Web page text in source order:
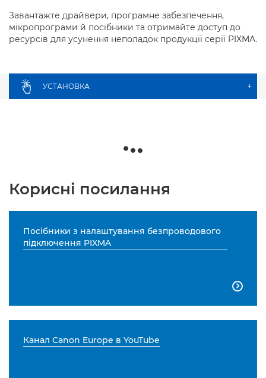
Завантажте драйвери, програмне забезпечення,
мікропрограми й посібники та отримайте доступ до
ресурсів для усунення неполадок продукції серії PIXMA.
УСТАНОВКА +
Корисні посилання
Посібники з налаштування безпроводового
підключення PIXMA

Канал Canon Europe в YouTube